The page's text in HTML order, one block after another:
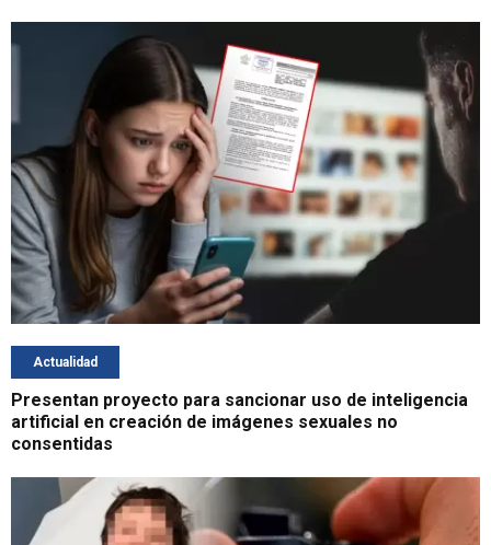
Actualidad
Presentan proyecto para sancionar uso de inteligencia
artificial en creación de imágenes sexuales no
consentidas